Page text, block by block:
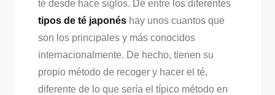
té desde hace siglos. De entre los diferentes
tipos de té japonés hay unos cuantos que
son los principales y más conocidos
internacionalmente. De hecho, tienen su
propio método de recoger y hacer el té,
diferente de lo que sería el típico método en